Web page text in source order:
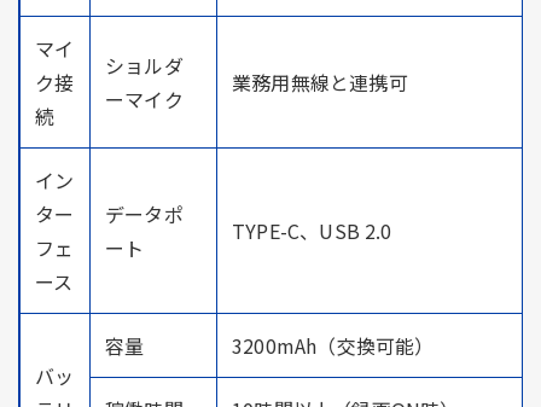
マイ
ク接
続
ショルダ
ーマイク
業務用無線と連携可
イン
ター
フェ
ース
データポ
ート
TYPE-C、USB 2.0
バッ
容量 3200mAh（交換可能）